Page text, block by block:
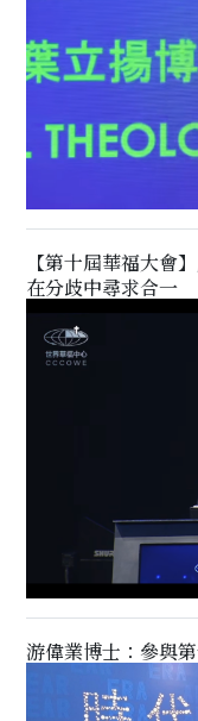
【第十屆華福大會
在分歧中尋求合一
游偉業博士：參與